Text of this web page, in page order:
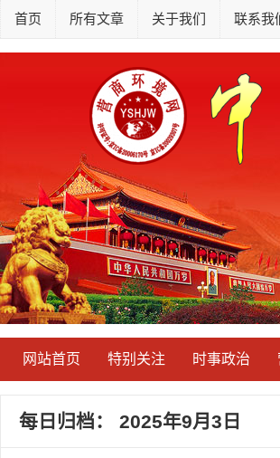
首页 所有文章 关于我们 联系我
网站首页 特别关注 时事政治
每日归档： 2025年9月3日